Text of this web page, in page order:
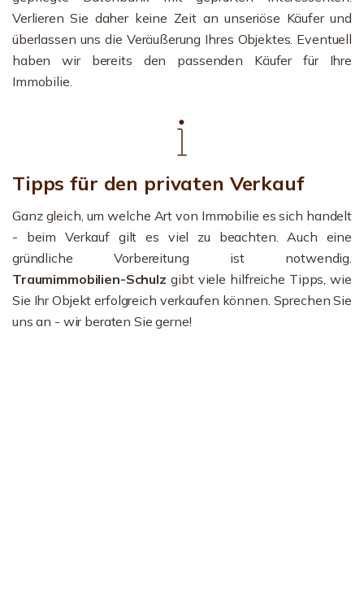
Verlieren Sie daher keine Zeit an unseriöse Käufer und
überlassen uns die Veräußerung Ihres Objektes. Eventuell
haben wir bereits den passenden Käufer für Ihre
Immobilie.
Tipps für den privaten Verkauf
Ganz gleich, um welche Art von Immobilie es sich handelt
- beim Verkauf gilt es viel zu beachten. Auch eine
gründliche Vorbereitung ist notwendig.
Traumimmobilien-Schulz gibt viele hilfreiche Tipps, wie
Sie Ihr Objekt erfolgreich verkaufen können. Sprechen Sie
uns an - wir beraten Sie gerne!